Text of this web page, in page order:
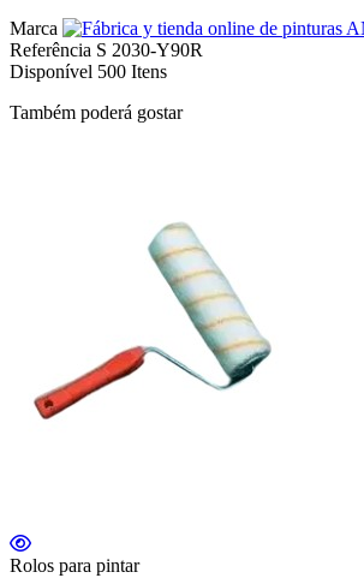
Marca
Referência S 2030-Y90R
Disponível 500 Itens
Também poderá gostar
Rolos para pintar